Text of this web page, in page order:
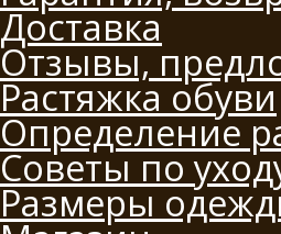
Доставка
Отзывы,
Растяжка обуви
Определение
Советы по
Размеры